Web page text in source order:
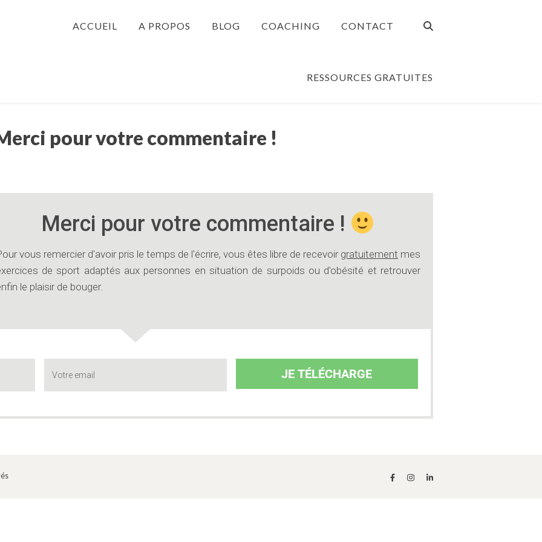
ACCUEIL A PROPOS BLOG COACHING CONTACT
RESSOURCES GRATUITES
pour votre commentaire !
Merci pour votre commentaire !
vous remercier d'avoir pris le temps de l'écrire, vous êtes libre de recevoir gratuitement mes
de sport adaptés aux personnes en situation de surpoids ou d'obésité et retrouver
le plaisir de bouger.
JE TÉLÉCHARGE